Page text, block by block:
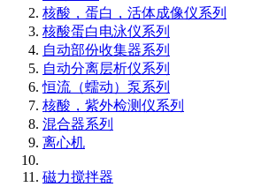
核酸，蛋白，活体成像仪系列
核酸蛋白电泳仪系列
自动部份收集器系列
自动分离层析仪系列
恒流（蠕动）泵系列
核酸，紫外检测仪系列
混合器系列
离心机
磁力搅拌器